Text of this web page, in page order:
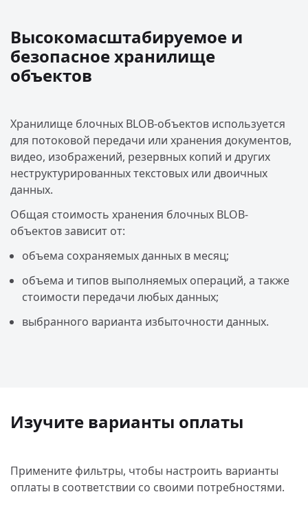
Высокомасштабируемое и
безопасное хранилище
объектов
Хранилище блочных BLOB-объектов используется
для потоковой передачи или хранения документов,
видео, изображений, резервных копий и других
неструктурированных текстовых или двоичных
данных.
Общая стоимость хранения блочных BLOB-
объектов зависит от:
объема сохраняемых данных в месяц;
объема и типов выполняемых операций, а также
стоимости передачи любых данных;
выбранного варианта избыточности данных.
Изучите варианты оплаты
Примените фильтры, чтобы настроить варианты
оплаты в соответствии со своими потребностями.